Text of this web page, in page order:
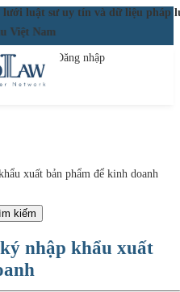
luật sư uy tín và dữ liệu pháp
Việt Nam
Đăng nhập
xuất bản phẩm để kinh doanh
kiếm
nhập khẩu xuất